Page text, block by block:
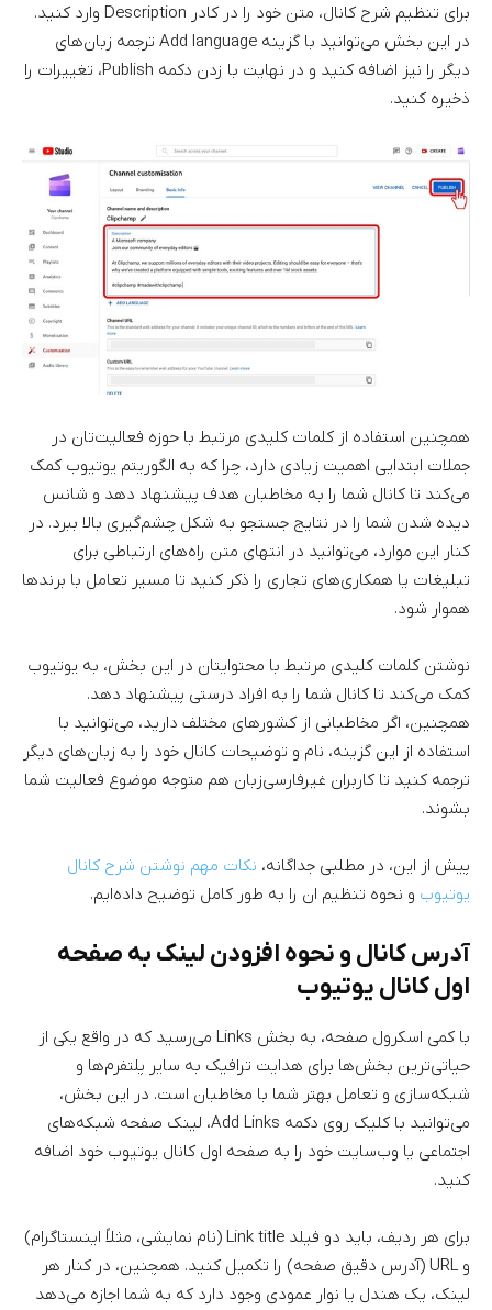
برای تنظیم شرح کانال، متن خود را در کادر Description وارد کنید.
در این بخش می‌توانید با گزینه Add language ترجمه زبان‌های
دیگر را نیز اضافه کنید و در نهایت با زدن دکمه Publish، تغییرات را
ذخیره کنید.
همچنین استفاده از کلمات کلیدی مرتبط با حوزه فعالیت‌تان در
جملات ابتدایی اهمیت زیادی دارد، چرا که به الگوریتم یوتیوب کمک
می‌کند تا کانال شما را به مخاطبان هدف پیشنهاد دهد و شانس
دیده شدن شما را در نتایج جستجو به شکل چشم‌گیری بالا ببرد. در
کنار این موارد، می‌توانید در انتهای متن راه‌های ارتباطی برای
تبلیغات یا همکاری‌های تجاری را ذکر کنید تا مسیر تعامل با برندها
هموار شود.
نوشتن کلمات کلیدی مرتبط با محتوایتان در این بخش، به یوتیوب
کمک می‌کند تا کانال شما را به افراد درستی پیشنهاد دهد.
همچنین، اگر مخاطبانی از کشورهای مختلف دارید، می‌توانید با
استفاده از این گزینه، نام و توضیحات کانال خود را به زبان‌های دیگر
ترجمه کنید تا کاربران غیرفارسی‌زبان هم متوجه موضوع فعالیت شما
بشوند.
پیش از این، در مطلبی جداگانه، نکات مهم نوشتن شرح کانال
یوتیوب و نحوه تنظیم ان را به طور کامل توضیح داده‌ایم.
آدرس کانال و نحوه افزودن لینک به صفحه
اول کانال یوتیوب
با کمی اسکرول صفحه، به بخش Links می‌رسید که در واقع یکی از
حیاتی‌ترین بخش‌ها برای هدایت ترافیک به سایر پلتفرم‌ها و
شبکه‌سازی و تعامل بهتر شما با مخاطبان است. در این بخش،
می‌توانید با کلیک روی دکمه Add Links، لینک صفحه شبکه‌های
اجتماعی یا وب‌سایت خود را به صفحه اول کانال یوتیوب خود اضافه
کنید.
برای هر ردیف، باید دو فیلد Link title (نام نمایشی، مثلاً اینستاگرام)
و URL (آدرس دقیق صفحه) را تکمیل کنید. همچنین، در کنار هر
لینک، یک هندل یا نوار عمودی وجود دارد که به شما اجازه می‌دهد